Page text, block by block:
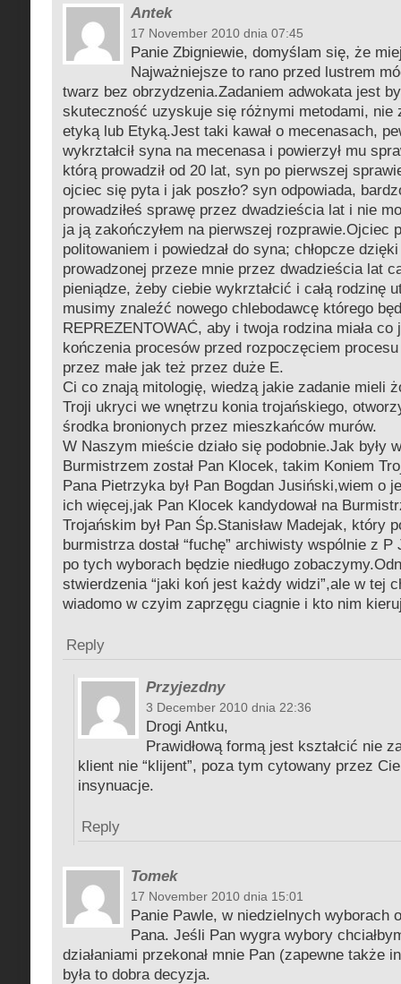
Antek
17 November 2010 dnia 07:45
Panie Zbigniewie, domyślam się, że
Najważniejsze to rano przed lustrem
twarz bez obrzydzenia.Zadaniem adwokata jest
skuteczność uzyskuje się różnymi metodami, nie
etyką lub Etyką.Jest taki kawał o mecenasach,
wykrztałcił syna na mecenasa i powierzył mu
którą prowadził od 20 lat, syn po pierwszej
ojciec się pyta i jak poszło? syn odpowiada,
prowadziłeś sprawę przez dwadzieścia lat i nie
ja ją zakończyłem na pierwszej rozprawie.Ojciec
politowaniem i powiedzał do syna; chłopcze
prowadzonej przeze mnie przez dwadzieścia lat
pieniądze, żeby ciebie wykrztałcić i całą rodzinę
musimy znaleźć nowego chlebodawcę którego
REPREZENTOWAĆ, aby i twoja rodzina miała
kończenia procesów przed rozpoczęciem
przez małe jak też przez duże E.
Ci co znają mitologię, wiedzą jakie zadanie mieli
Troji ukryci we wnętrzu konia trojańskiego,
środka bronionych przez mieszkańców murów.
W Naszym mieście działo się podobnie.Jak były
Burmistrzem został Pan Klocek, takim Koniem
Pana Pietrzyka był Pan Bogdan Jusiński,wiem o
ich więcej,jak Pan Klocek kandydował na
Trojańskim był Pan Śp.Stanisław Madejak, który
burmistrza dostał “fuchę” archiwisty wspólnie z
po tych wyborach będzie niedługo
stwierdzenia “jaki koń jest każdy widzi”,ale w tej
wiadomo w czyim zaprzęgu ciagnie i kto nim
Reply
Przyjezdny
3 December 2010 dnia 22:36
Drogi Antku,
Prawidłową formą jest kształcić nie
klient nie “klijent”, poza tym cytowany przez
insynuacje.
Reply
Tomek
17 November 2010 dnia 15:01
Panie Pawle, w niedzielnych wyborach
Pana. Jeśli Pan wygra wybory
działaniami przekonał mnie Pan (zapewne także
była to dobra decyzja.